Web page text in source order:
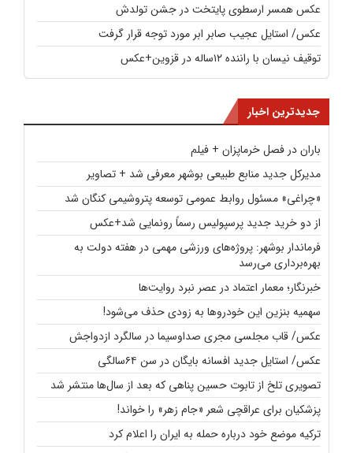
عکس همسر ارسطوی پایتخت در جشن تولدش
عکس/ استایل عجیب صابر ابر مورد توجه قرار گرفت
توقیف نیسان با راننده ۱۲ساله در قزوین+عکس
جدیدترین اخبار
باران در فصل خرماپزان + فیلم
مدیرکل جدید منابع طبیعی بوشهر معرفی شد + تصاویر
«چراغی» مسئول روابط عمومی توسعه پتروشیمی کنگان شد
از دو خرید جدید پرسپولیس رسماً رونمایی شد+عکس
فرماندار بوشهر: پروژه‌های ورزشی مهمی در هفته دولت به
بهره‌برداری می‌رسد
خبرنگار؛ معمار اعتماد در عصر نبرد روایت‌ها
سهمیه بنزین این خودروها به زودی حذف می‌شود!
عکس/ قاب مجلسی مجری صداوسیما در سالگرد ازدواجش
عکس/ استایل جدید افسانه بایگان در سن ۶۴سالگی
تصویری تلخ از تابوت حسین پناهی که بعد از سال‌ها منتشر شد
پزشکیان برای عراقچی شعر «جام زهر» را خواند!
ترکیه موضع خود درباره حمله به ایران را اعلام کرد